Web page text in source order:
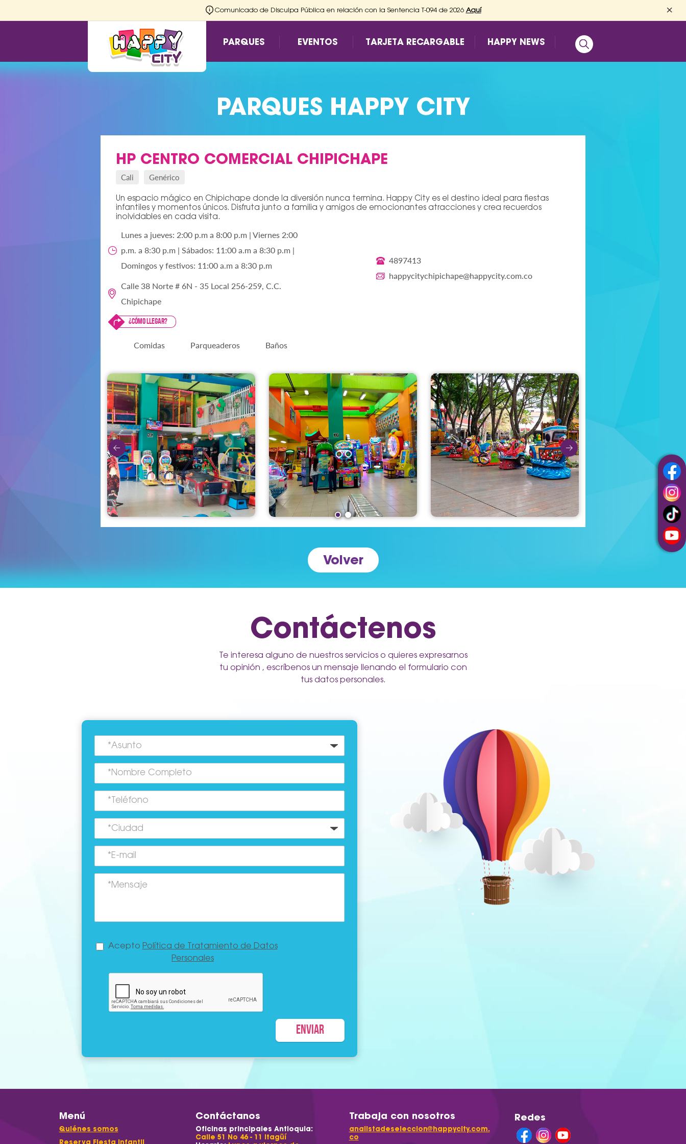
Comunicado de Disculpa Pública en relación con la Sentencia T-094 de 2026 Aquí ×
PARQUES EVENTOS TARJETA RECARGABLE HAPPY NEWS
PARQUES HAPPY CITY
HP CENTRO COMERCIAL CHIPICHAPE
Cali Genérico
Un espacio mágico en Chipichape donde la diversión nunca termina. Happy City es el destino ideal para fiestas
infantiles y momentos únicos. Disfruta junto a familia y amigos de emocionantes atracciones y crea recuerdos
inolvidables en cada visita.
Lunes a jueves: 2:00 p.m a 8:00 p.m | Viernes 2:00
p.m. a 8:30 p.m | Sábados: 11:00 a.m a 8:30 p.m |
Domingos y festivos: 11:00 a.m a 8:30 p.m
Calle 38 Norte # 6N - 35 Local 256-259, C.C.
Chipichape
4897413
happycitychipichape@happycity.com.co
¿Cómo llegar?
Comidas Parqueaderos Baños
Volver
Contáctenos
Te interesa alguno de nuestros servicios o quieres expresarnos
tu opinión , escríbenos un mensaje llenando el formulario con
tus datos personales.
Acepto Política de Tratamiento de Datos
Personales
Menú
Quiénes somos
Reserva Fiesta Infantil
Contáctanos
Oficinas principales Antioquia:
Calle 51 No 46 - 11 Itagüí
Trabaja con nosotros
analistadeseleccion@happycity.com.
co
Redes